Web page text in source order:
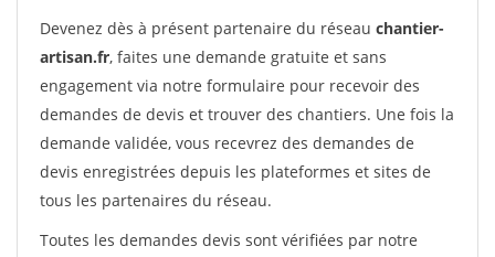
Devenez dès à présent partenaire du réseau chantier-
artisan.fr, faites une demande gratuite et sans
engagement via notre formulaire pour recevoir des
demandes de devis et trouver des chantiers. Une fois la
demande validée, vous recevrez des demandes de
devis enregistrées depuis les plateformes et sites de
tous les partenaires du réseau.
Toutes les demandes devis sont vérifiées par notre